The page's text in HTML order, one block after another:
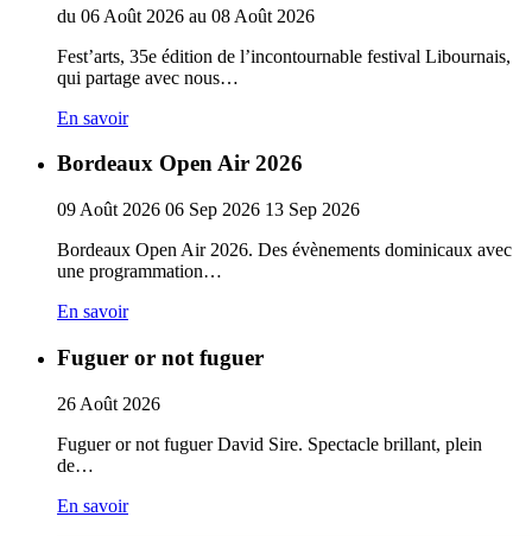
du 06 Août 2026 au 08 Août 2026
Fest’arts, 35e édition de l’incontournable festival Libournais,
qui partage avec nous…
En savoir
Bordeaux Open Air 2026
09 Août 2026 06 Sep 2026 13 Sep 2026
Bordeaux Open Air 2026. Des évènements dominicaux avec
une programmation…
En savoir
Fuguer or not fuguer
26 Août 2026
Fuguer or not fuguer David Sire. Spectacle brillant, plein
de…
En savoir